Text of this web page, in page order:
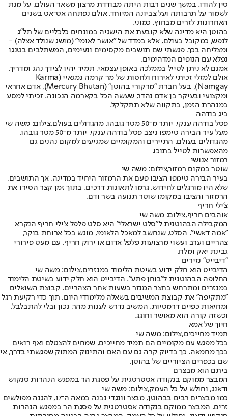
סין להודו. במשך שנים רבות היתה מבודדת מרצון משאר העולם, על מנת
לשמור על תרבותה ועל צביונה המיוחד, אולם נפתחה אט־אט בשנים
האחרונות לזרים מבחוץ, כמוני.
בהוטן היא מדינה שלא קובעת את הישגיה במונחים כלכליים של תל"ג
לנפש, כמקובל בעולם, אלא במדד של "אושר לאומי" (מושג שנולד אצלה) -
ומצליחה בכך. פגשתי שם תושבים מקסימים ונעימים, המשתלבים בטנגו
נפלא עם הנופים המדהימים.
אמנם לא ניתן לטייל בממלכה באופן עצמאי, תמיד יהיו לצידך נהג ומדריך,
אולם למזלי זכיתי לאירוח ולחסות של מר קרמה נמגאיי (Karma
Namgay), בעל חברת "מרקורי בהוטן" (Mercury Bhutan), אדם אחראי
ומקצועי ובעיקר בן אדם נהדר, שעשה הכל בקארמה הנכונה. זכיתי למסע
במנהרת הזמן, בתקווה שלא תתקלקל.
ביג בודהה
פסל בודהה ענקי, יותר מ־50 מטר גובהו, מהגדולים בעולם,צילום: משה שי
מעל עיר הבירה טימפו ניצב פסל בודהה ענקי, יותר מ־50 מטר גובהו,
מהגדולים בעולם. התיירים והמקומיים שמגיעים למקום נהנים גם
מהאפשרות לטייל בתוכו.
רמזור אנושי
שוטר במקום רמזור,צילום: משה שי
בעיר הבירה טימפו הציבו פעם את הרמזור היחיד במדינה, אך התושבים,
שלא היו מורגלים לחידוש, גרמו לתאונות דרכים. בתוך זמן קצר הסירו את
הרמזור והציבו במקומו שוטר תנועה בשר ודם.
צ'ילי חריף
אוהבים חריף,צילום: משה שי
המקבילה הבהוטנית ל"סלט ישראלי" היא סלט פלפל צ'ילי חריף הנקרא
"אמה דאשי". הסלט, שנחשב למאכל הלאומי, מוגש בכל ארוחת בוקר,
צהריים וערב ועשוי מרצועות פלפל אדום או ירוק חריף, עם מעט פירורי
גבינת יאק ומלח.
"דיבייט" נזירים
הדיבייט הוא חלק ידוע בשיטת הלימוד במנזרים,צילום: משה שי
החלופה הבהוטנית ל"בוחן פתע". הדיבייט הוא חלק ידוע בשיטת הלימוד
במנזרים ומתרחש בחצר המנזר בשעות אחר הצהריים. קבוצת השואלים
"מתקיפה" את קבוצת המשיבים בשאלה מלימודי היום, תוך כדי רקיעת רגל
ומחיאות כפיים דרמטיות. המשיב נדרש לענות מהר, נכון ובלי להתבלבל,
וכשזה קורה הוא מאושר וחוגג.
חיוך של אמא
תמיד מחייכים,צילום: משה שי
בכל מפגש עם מקומיים הם תמיד מחייכים, שמחים להצטלם ואף רואים
בכך מחמאה. כך בדיוק קרה גם עם האם והתינוק המתוק שפגשתי בדרך, אי
שם בכפרים הציוריים של בהוטן.
ביתם הוא מבצרם
המבצר ממוקם בנקודה אסטרטגית על פסגת הר במפגש הנהרות סנקוש
ודאנג, וחולש על כל העמק,צילום: משה שי
כמו מבצרים רבים בבהוטן, מבצר וונגדי נבנה במאה ה־17, להגנה מפולשים
זרים. המבצר ממוקם בנקודה אסטרטגית על פסגת הר במפגש הנהרות